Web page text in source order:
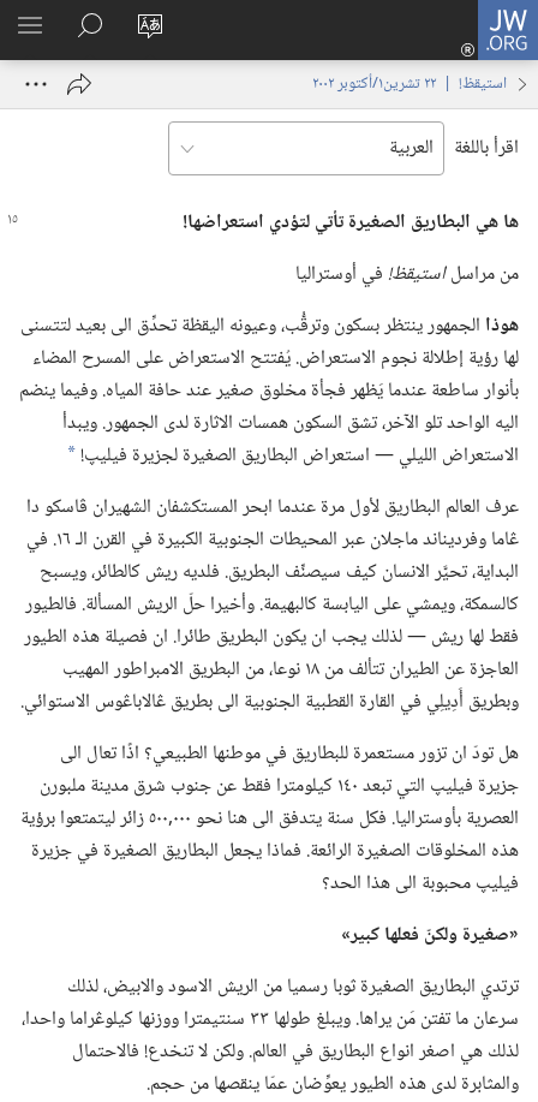
JW.ORG
تغيير
الموقع
تسجيل
الدخول
نافذة
البحث
في
JW.‎ORG
استيقظ‏!‏ | ‏‎٢٢‏ ‏‎تشرين١/أكتوبر‏ ‎٢٠٠٢
اقرأ باللغة
ها هي البطاريق الصغيرة تأتي لتؤدي استعراضها!‏
من مراسلاستيقظ!‏ في أوستراليا
هوذا الجمهور ينتظر بسكون وترقُّب،‏ وعيونه اليقظة تحدِّق الى بعيد لتتسنى
لها رؤية إطلالة نجوم الاستعراض.‏ يُفتتح الاستعراض على المسرح المضاء
بأنوار ساطعة عندما يَظهر فجأة مخلوق صغير عند حافة المياه.‏ وفيما ينضم
اليه الواحد تلو الآخر،‏ تشق السكون همسات الاثارة لدى الجمهور.‏ ويبدأ
الاستعراض الليلي —‏ استعراض البطاريق الصغيرة لجزيرة فيليپ!‏*
عرف العالم البطاريق لأول مرة عندما ابحر المستكشفان الشهيران ڤاسكو دا
ڠاما وفرديناند ماجلان عبر المحيطات الجنوبية الكبيرة في القرن الـ‍ ١٦.‏ في
البداية،‏ تحيَّر الانسان كيف سيصنِّف البطريق.‏ فلديه ريش كالطائر،‏ ويسبح
كالسمكة،‏ ويمشي على اليابسة كالبهيمة.‏ وأخيرا حلّ الريش المسألة.‏ فالطيور
فقط لها ريش —‏ لذلك يجب ان يكون البطريق طائرا.‏ ان فصيلة هذه الطيور
العاجزة عن الطيران تتألف من ١٨ نوعا،‏ من البطريق الامبراطور المهيب
وبطريق أَدِيلِي في القارة القطبية الجنوبية الى بطريق ڠالاباڠوس الاستوائي.‏
هل تودّ ان تزور مستعمرة للبطاريق في موطنها الطبيعي؟‏ اذًا تعال الى
جزيرة فيليپ التي تبعد ١٤٠ كيلومترا فقط عن جنوب شرق مدينة ملبورن
العصرية بأوستراليا.‏ فكل سنة يتدفق الى هنا نحو ٠٠٠‏,٥٠٠ زائر ليتمتعوا برؤية
هذه المخلوقات الصغيرة الرائعة.‏ فماذا يجعل البطاريق الصغيرة في جزيرة
فيليپ محبوبة الى هذا الحد؟‏
‏«صغيرة ولكنّ فعلها كبير»‏
ترتدي البطاريق الصغيرة ثوبا رسميا من الريش الاسود والابيض،‏ لذلك
سرعان ما تفتن مَن يراها.‏ ويبلغ طولها ٣٣ سنتيمترا ووزنها كيلوڠراما واحدا،‏
لذلك هي اصغر انواع البطاريق في العالم.‏ ولكن لا تنخدع!‏ فالاحتمال
والمثابرة لدى هذه الطيور يعوِّضان عمّا ينقصها من حجم.‏